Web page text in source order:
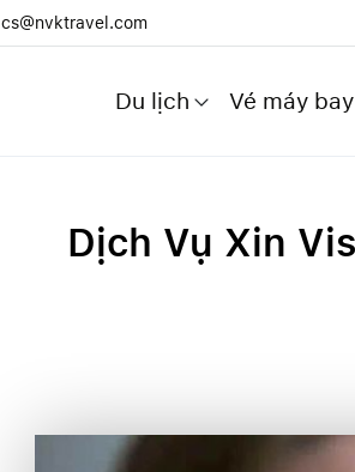
cs@nvktravel.com
Du lịch Vé máy bay
Dịch Vụ Xin